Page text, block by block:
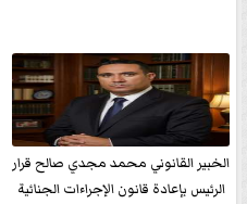
الخبير القانوني محمد مجدي صالح قرار
الرئيس بإعادة قانون الإجراءات الجنائية